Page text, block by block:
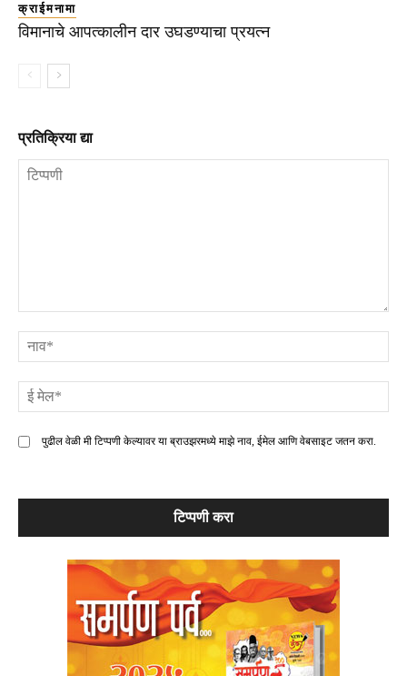
क्राईमनामा
विमानाचे आपत्कालीन दार उघडण्याचा प्रयत्न
प्रतिक्रिया द्या
पुढील वेळी मी टिप्पणी केल्यावर या ब्राउझरमध्ये माझे नाव, ईमेल आणि वेबसाइट जतन करा.